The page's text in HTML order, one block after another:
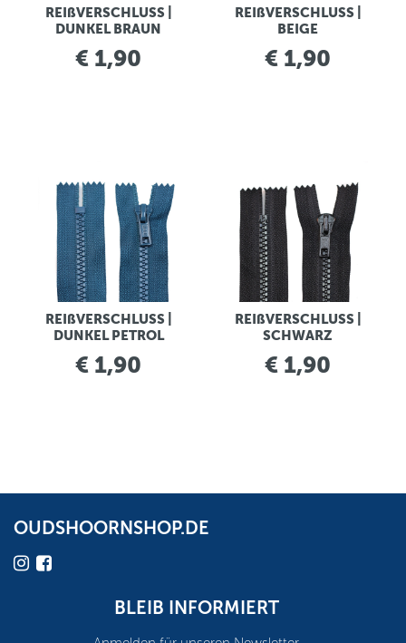
REIßVERSCHLUSS |
DUNKEL BRAUN
€ 1,90
REIßVERSCHLUSS |
BEIGE
€ 1,90
REIßVERSCHLUSS |
DUNKEL PETROL
€ 1,90
REIßVERSCHLUSS |
SCHWARZ
€ 1,90
OUDSHOORNSHOP.DE
BLEIB INFORMIERT